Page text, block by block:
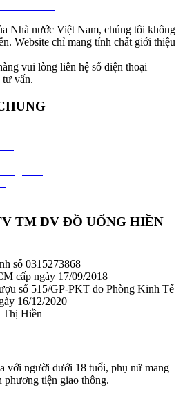
Nhà nước Việt Nam, chúng tôi không
Website chỉ mang tính chất giới thiệu
vui lòng liên hệ số điện thoại
tư vấn.
TM DV ĐỒ UỐNG HIỀN
số 0315273868
cấp ngày 17/09/2018
số 515/GP-PKT do Phòng Kinh Tế
16/12/2020
Hiền
với người dưới 18 tuổi, phụ nữ mang
tiện giao thông.